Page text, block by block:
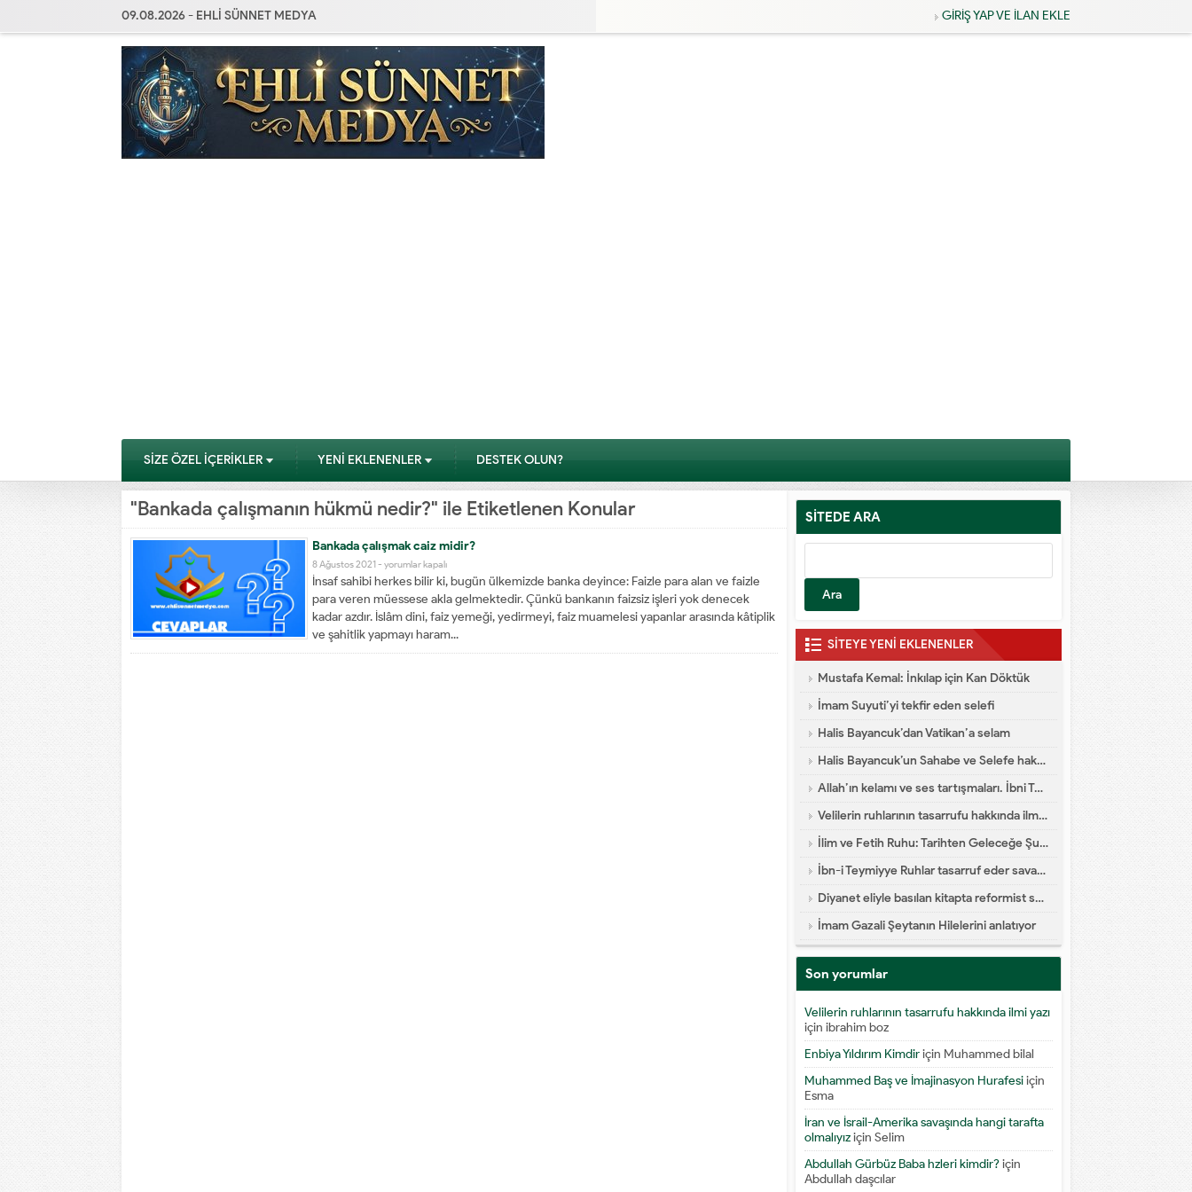
09.08.2026 - EHLİ SÜNNET MEDYA GİRİŞ YAP VE İLAN EKLE
SİZE ÖZEL İÇERİKLER YENİ EKLENENLER DESTEK OLUN?
"Bankada çalışmanın hükmü nedir?" ile Etiketlenen Konular
Bankada çalışmak caiz midir?
8 Ağustos 2021 - Bankada
çalışmak
caiz
midir?
için
yorumlar kapalı
İnsaf sahibi herkes bilir ki, bugün ülkemizde banka deyince: Faizle para alan ve faizle
para veren müessese akla gelmektedir. Çünkü bankanın faizsiz işleri yok denecek
kadar azdır. İslâm dini, faiz yemeği, yedirmeyi, faiz muamelesi yapanlar arasında kâtiplik
ve şahitlik yapmayı haram...
SİTEDE ARA
SİTEYE YENİ EKLENENLER
Mustafa Kemal: İnkılap için Kan Döktük
İmam Suyuti’yi tekfir eden selefi
Halis Bayancuk’dan Vatikan’a selam
Halis Bayancuk’un Sahabe ve Selefe hakareti
Allah’ın kelamı ve ses tartışmaları. İbni Teymiyye dalaleti
Velilerin ruhlarının tasarrufu hakkında ilmi yazı
İlim ve Fetih Ruhu: Tarihten Geleceğe Şuur Köprüsü
İbn-i Teymiyye Ruhlar tasarruf eder savaşa katılır diyor
Diyanet eliyle basılan kitapta reformist skandal
İmam Gazali Şeytanın Hilelerini anlatıyor
Son yorumlar
Velilerin ruhlarının tasarrufu hakkında ilmi yazı
için ibrahim boz
Enbiya Yıldırım Kimdiriçin Muhammed bilal
Muhammed Baş ve İmajinasyon Hurafesiiçin
Esma
İran ve İsrail-Amerika savaşında hangi tarafta
olmalıyıziçin Selim
Abdullah Gürbüz Baba hzleri kimdir?için
Abdullah daşcılar